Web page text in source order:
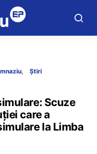
Știri
Scuze
care a
la Limba